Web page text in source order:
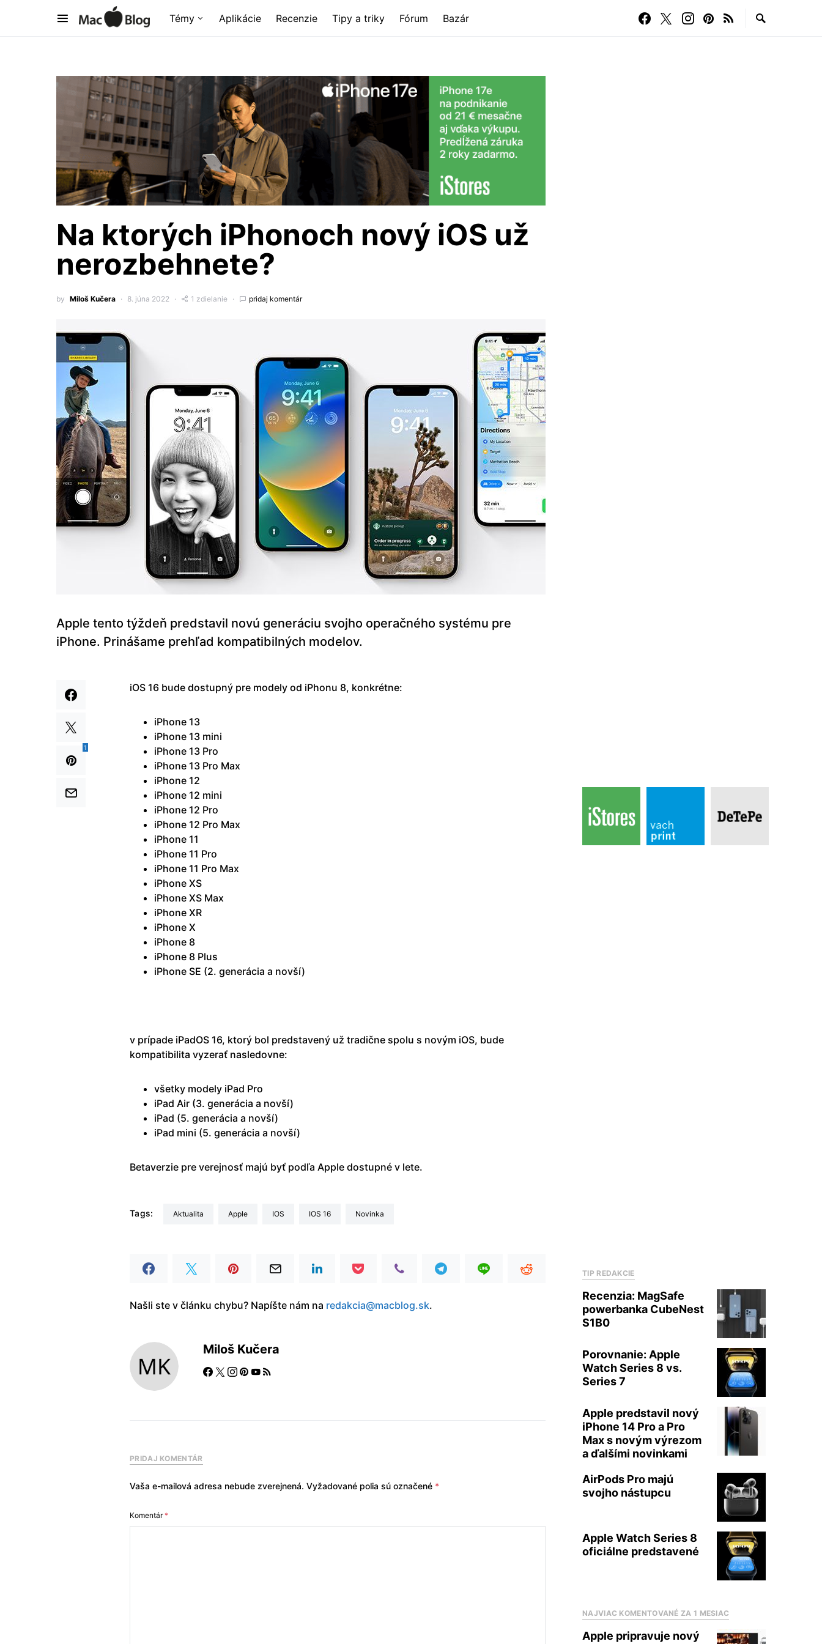
Témy Aplikácie Recenzie Tipy a triky Fórum Bazár
Na ktorých iPhonoch nový iOS už
nerozbehnete?
by Miloš Kučera 8. júna 2022 1 zdielanie pridaj komentár
Apple tento týždeň predstavil novú generáciu svojho operačného systému pre
iPhone. Prinášame prehľad kompatibilných modelov.
1
iOS 16 bude dostupný pre modely od iPhonu 8, konkrétne:
iPhone 13
iPhone 13 mini
iPhone 13 Pro
iPhone 13 Pro Max
iPhone 12
iPhone 12 mini
iPhone 12 Pro
iPhone 12 Pro Max
iPhone 11
iPhone 11 Pro
iPhone 11 Pro Max
iPhone XS
iPhone XS Max
iPhone XR
iPhone X
iPhone 8
iPhone 8 Plus
iPhone SE (2. generácia a novší)
v prípade iPadOS 16, ktorý bol predstavený už tradične spolu s novým iOS, bude
kompatibilita vyzerať nasledovne:
všetky modely iPad Pro
iPad Air (3. generácia a novší)
iPad (5. generácia a novší)
iPad mini (5. generácia a novší)
Betaverzie pre verejnosť majú byť podľa Apple dostupné v lete.
Tags: aktualita Apple iOS iOS 16 Novinka
Našli ste v článku chybu? Napíšte nám na redakcia@macblog.sk.
Miloš Kučera
PRIDAJ KOMENTÁR
Vaša e-mailová adresa nebude zverejnená. Vyžadované polia sú označené *
Komentár*
TIP REDAKCIE
Recenzia: MagSafe
powerbanka CubeNest
S1B0
Porovnanie: Apple
Watch Series 8 vs.
Series 7
Apple predstavil nový
iPhone 14 Pro a Pro
Max s novým výrezom
a ďalšími novinkami
AirPods Pro majú
svojho nástupcu
Apple Watch Series 8
oficiálne predstavené
NAJVIAC KOMENTOVANÉ ZA 1 MESIAC
Apple pripravuje nový